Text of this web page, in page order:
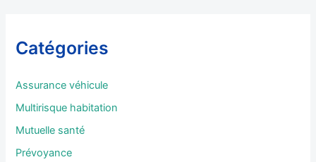
c
r
Catégories
Assurance véhicule
Multirisque habitation
Mutuelle santé
Prévoyance